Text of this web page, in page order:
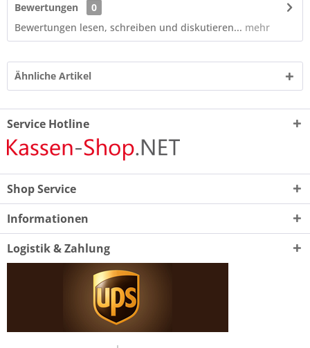
Bewertungen
0
Bewertungen lesen, schreiben und diskutieren... mehr
Ähnliche Artikel
Service Hotline
Shop Service
Informationen
Logistik & Zahlung